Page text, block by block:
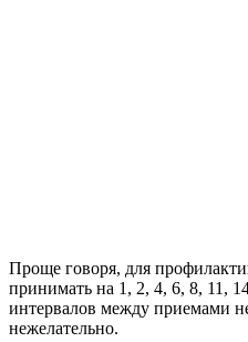
Проще говоря, для
принимать на 1, 2, 4, 6, 8, 11,
интервалов между приемами
нежелательно.